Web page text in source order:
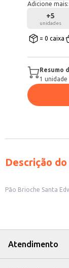
Adicione mais:
+5
unidades
= 0 caixa
Resumo
1 unidade
Descrição
Pão Brioche Santa
Atendimento